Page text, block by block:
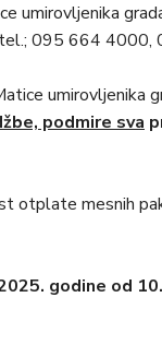
umirovljenika
095 664 4000,
umirovljenika
podmire sva
otplate mesnih
godine od